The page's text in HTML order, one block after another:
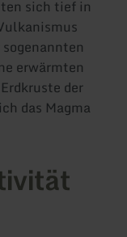
sich tief in
erwärmten
der
das Magma